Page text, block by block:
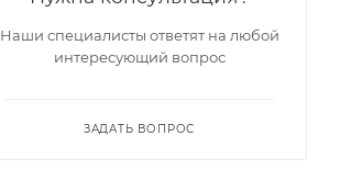
Наши специалисты ответят на любой
интересующий вопрос
ЗАДАТЬ ВОПРОС